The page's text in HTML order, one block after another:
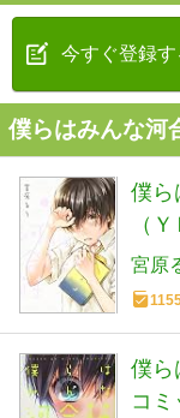
今すぐ登録す
僕らはみんな河
僕
（
宮原
僕ら
コミ